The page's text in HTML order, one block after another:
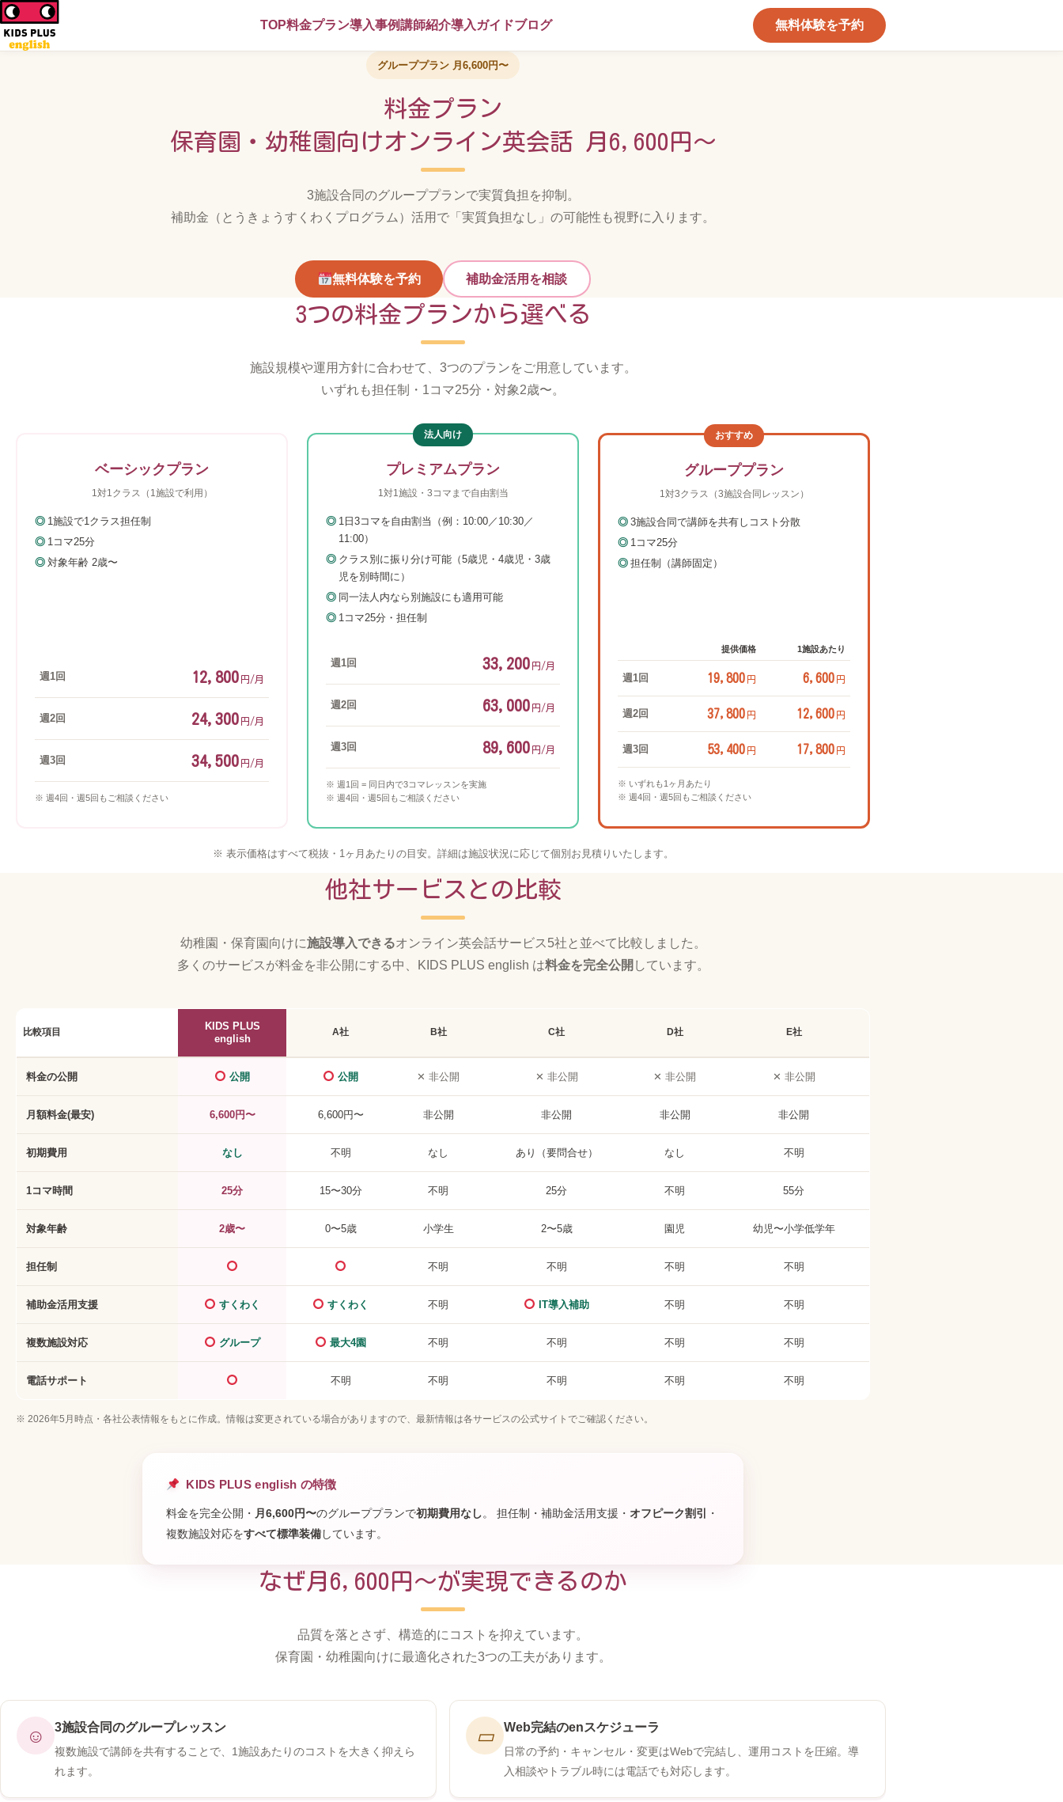
TOP料金プラン導入事例講師紹介導入ガイドブログ 無料体験を予約
グループプラン 月6,600円〜
料金プラン
保育園・幼稚園向けオンライン英会話 月6,600円〜
3施設合同のグループプランで実質負担を抑制。
補助金（とうきょうすくわくプログラム）活用で「実質負担なし」の可能性も視野に入ります。
無料体験を予約 補助金活用を相談
3つの料金プランから選べる
施設規模や運用方針に合わせて、3つのプランをご用意しています。
いずれも担任制・1コマ25分・対象2歳〜。
ベーシックプラン
1対1クラス（1施設で利用）
1施設で1クラス担任制
1コマ25分
対象年齢 2歳〜
週1回 12,800 円/月
週2回 24,300 円/月
週3回 34,500 円/月
※ 週4回・週5回もご相談ください
法人向け
プレミアムプラン
1対1施設・3コマまで自由割当
1日3コマを自由割当（例：10:00／10:30／
11:00）
クラス別に振り分け可能（5歳児・4歳児・3歳
児を別時間に）
同一法人内なら別施設にも適用可能
1コマ25分・担任制
週1回 33,200 円/月
週2回 63,000 円/月
週3回 89,600 円/月
※ 週1回 = 同日内で3コマレッスンを実施
※ 週4回・週5回もご相談ください
おすすめ
グループプラン
1対3クラス（3施設合同レッスン）
3施設合同で講師を共有しコスト分散
1コマ25分
担任制（講師固定）
提供価格 1施設あたり
週1回 19,800 円 6,600 円
週2回 37,800 円 12,600 円
週3回 53,400 円 17,800 円
※ いずれも1ヶ月あたり
※ 週4回・週5回もご相談ください
※ 表示価格はすべて税抜・1ヶ月あたりの目安。詳細は施設状況に応じて個別お見積りいたします。
他社サービスとの比較
幼稚園・保育園向けに施設導入できるオンライン英会話サービス5社と並べて比較しました。
多くのサービスが料金を非公開にする中、KIDS PLUS english は料金を完全公開 しています。
比較項目
KIDS PLUS
english
A社 B社 C社 D社 E社
料金の公開 公開 公開 ✕ 非公開 ✕ 非公開 ✕ 非公開 ✕ 非公開
月額料金(最安) 6,600円〜 6,600円〜 非公開 非公開 非公開 非公開
初期費用 なし 不明 なし あり（要問合せ） なし 不明
1コマ時間 25分 15〜30分 不明 25分 不明 55分
対象年齢 2歳〜 0〜5歳 小学生 2〜5歳 園児 幼児〜小学低学年
担任制 不明 不明 不明 不明
補助金活用支援 すくわく すくわく 不明 IT導入補助 不明 不明
複数施設対応 グループ 最大4園 不明 不明 不明 不明
電話サポート 不明 不明 不明 不明 不明
※ 2026年5月時点・各社公表情報をもとに作成。情報は変更されている場合がありますので、最新情報は各サービスの公式サイトでご確認ください。
KIDS PLUS english の特徴
料金を完全公開・ 月6,600円〜のグループプランで初期費用なし。 担任制・補助金活用支援・ オフピーク割引
・
複数施設対応をすべて標準装備しています。
なぜ月6,600円〜が実現できるのか
品質を落とさず、構造的にコストを抑えています。
保育園・幼稚園向けに最適化された3つの工夫があります。
☺ 3施設合同のグループレッスン
複数施設で講師を共有することで、1施設あたりのコストを大きく抑えら
れます。
▭ Web完結のenスケジューラ
日常の予約・キャンセル・変更はWebで完結し、運用コストを圧縮。導
入相談やトラブル時には電話でも対応します。